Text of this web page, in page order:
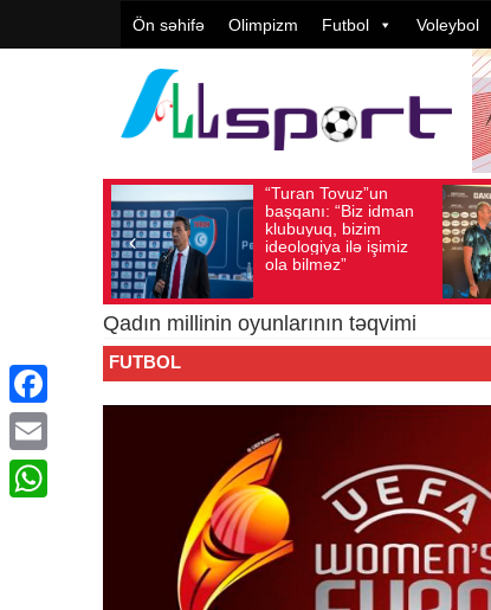
Ön səhifə Olimpizm Futbol Voleybol
“Turan Tovuz”un
başqanı: “Biz idman
klubuyuq, bizim
ideologiya ilə işimiz
ola bilməz”
Baxış sayı: 209 Avqust 05, 2026
Qadın millinin oyunlarının təqvimi
FUTBOL
Facebook
Email